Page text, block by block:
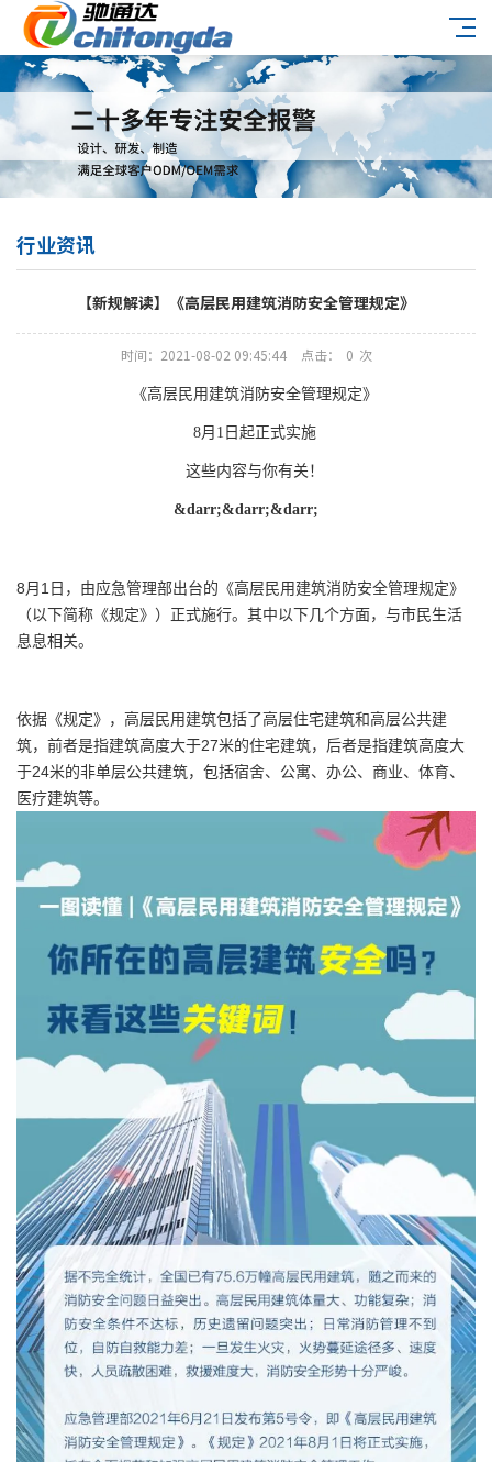
行业资讯
【新规解读】《高层民用建筑消防安全管理规定》
时间：2021-08-02 09:45:44 点击： 0 次
《高层民用建筑消防安全管理规定》
8月1日起正式实施
这些内容与你有关！
&darr;&darr;&darr;
8月1日，由应急管理部出台的《高层民用建筑消防安全管理规定》
（以下简称《规定》）正式施行。其中以下几个方面，与市民生活
息息相关。
依据《规定》，高层民用建筑包括了高层住宅建筑和高层公共建
筑，前者是指建筑高度大于27米的住宅建筑，后者是指建筑高度大
于24米的非单层公共建筑，包括宿舍、公寓、办公、商业、体育、
医疗建筑等。